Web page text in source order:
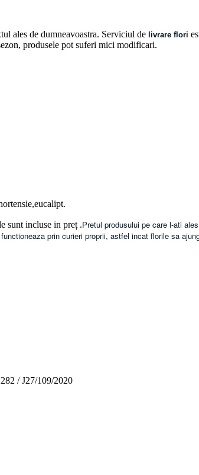
ales de dumneavoastra. Serviciul de livrare flori
produsele pot suferi mici modificari.
sunt incluse in preț .Pretul produsului pe care l-ati
prin curieri proprii, astfel incat florile sa
/ J27/109/2020